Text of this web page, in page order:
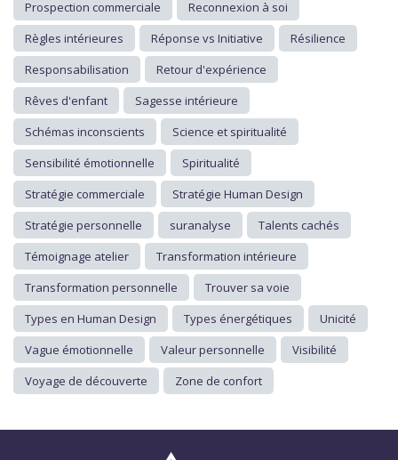
Prospection commerciale
Reconnexion à soi
Règles intérieures
Réponse vs Initiative
Résilience
Responsabilisation
Retour d'expérience
Rêves d'enfant
Sagesse intérieure
Schémas inconscients
Science et spiritualité
Sensibilité émotionnelle
Spiritualité
Stratégie commerciale
Stratégie Human Design
Stratégie personnelle
suranalyse
Talents cachés
Témoignage atelier
Transformation intérieure
Transformation personnelle
Trouver sa voie
Types en Human Design
Types énergétiques
Unicité
Vague émotionnelle
Valeur personnelle
Visibilité
Voyage de découverte
Zone de confort